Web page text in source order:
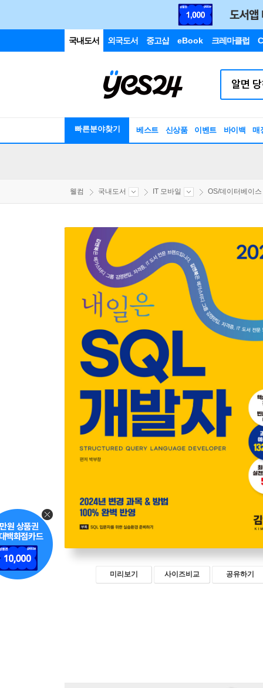
국내도서 외국도서 중고샵 eBook 크레마클럽
빠른분야찾기 베스트 신상품 이벤트 바이백 매
웰컴 국내도서 IT 모바일 OS/데이터베이스
미리보기 사이즈비교 공유하기